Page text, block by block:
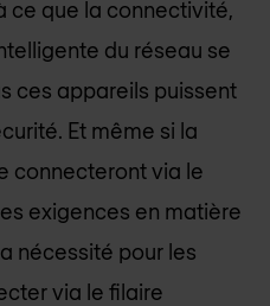
ce que la connectivité,
du réseau se
ces appareils puissent
Et même si la
connecteront via le
exigences en matière
nécessité pour les
via le filaire